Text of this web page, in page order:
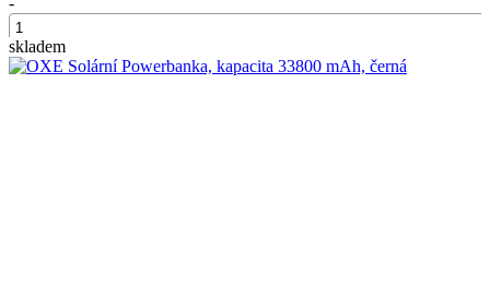
+
skladem